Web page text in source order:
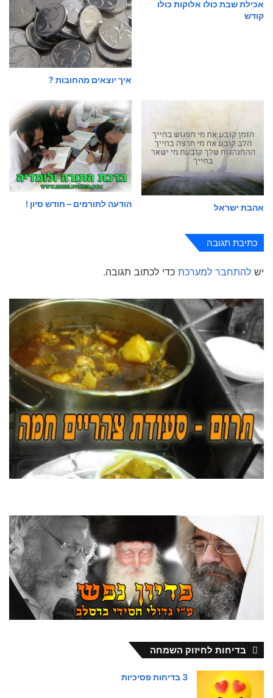
אכילת שבת כולו אלוקות כולו
קודש
איך יוצאים מהחובות ?
אהבת ישראל הודעה לתורמים – חודש סיון !
כתיבת תגובה
יש להתחבר למערכת כדי לכתוב תגובה.
בדיחות לחיזוק השמחה
3 בדיחות פסיכיות